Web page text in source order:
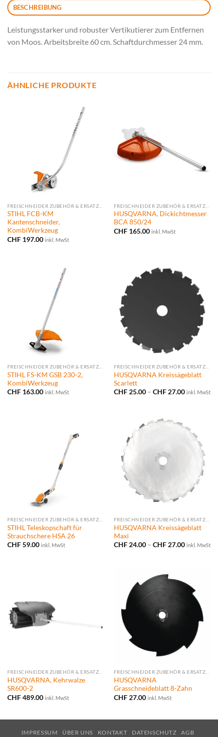
BESCHREIBUNG
Leistungsstarker und robuster Vertikutierer zum Entfernen
von Moos. Arbeitsbreite 60 cm. Schaftdurchmesser 24 mm.
ÄHNLICHE PRODUKTE
STIHL FCB-KM
Kantenschneider,
KombiWerkzeug
CHF197.00 inkl. MwSt
HUSQVARNA, Dickichtmesser
BCA 850/24
CHF165.00 inkl. MwSt
STIHL FS-KM GSB 230-2,
KombiWerkzeug
CHF163.00 inkl. MwSt
HUSQVARNA Kreissägeblatt
Scarlett
CHF25.00 – CHF27.00 inkl. MwSt
STIHL Teleskopschaft für
Strauchschere HSA 26
CHF59.00 inkl. MwSt
HUSQVARNA Kreissägeblatt
Maxi
CHF24.00 – CHF27.00 inkl. MwSt
FREISCHNEIDER ZUBEHÖR & ERSATZTEILE
HUSQVARNA, Kehrwalze
SR600-2
CHF489.00 inkl. MwSt
FREISCHNEIDER ZUBEHÖR & ERSATZTEILE
HUSQVARNA
Grasschneideblatt 8-Zahn
CHF27.00 inkl. MwSt
IMPRESSUM ÜBER UNS KONTAKT DATENSCHUTZ
AGB